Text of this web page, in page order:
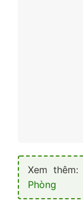
Xem thêm:
Phòng